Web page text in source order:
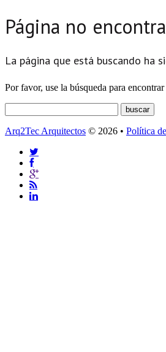
Página no
La página que está buscando ha
Por favor, use la búsqueda para
Arq2Tec Arquitectos © 2026 • Política